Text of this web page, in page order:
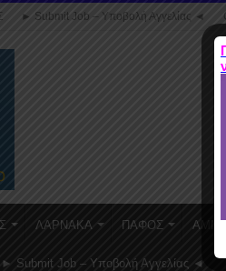
► Submit Job – Υποβολή Αγγελίας ◄
ΛΑΡΝΑΚΑ ΠΑΦΟΣ
► Submit Job – Υποβολή Αγγελίας ◄